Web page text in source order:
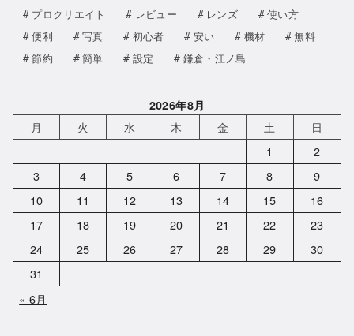
プロクリエイト
レビュー レンズ
使い方
便利
写真 初心者 安い 機材
無料
節約
簡単 設定 鎌倉・江ノ島
2026年8月
月 火 水 木 金 土
日
1
2
3
4 5 6 7 8
9
10
11 12 13 14 15
16
17
18 19 20 21 22
23
24
25 26 27 28 29
30
31
« 6月